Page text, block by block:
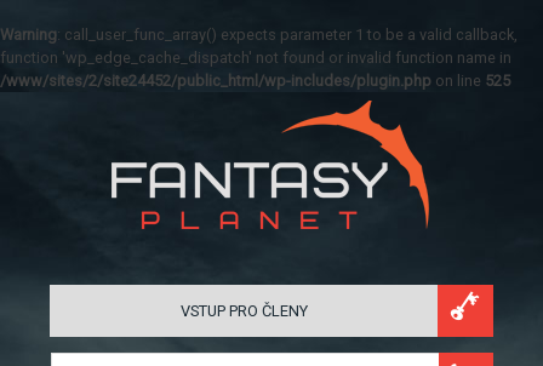
Warning: call_user_func_array() expects parameter 1 to be a valid callback,
function 'wp_edge_cache_dispatch' not found or invalid function name in
/www/sites/2/site24452/public_html/wp-includes/plugin.php on line 525
VSTUP PRO ČLENY